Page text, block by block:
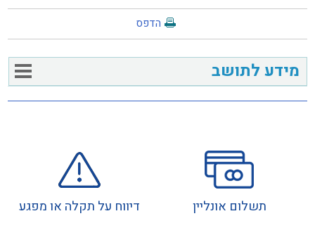
מידע לתושב
הדפס
תשלום אונליין דיווח על תקלה או מפגע